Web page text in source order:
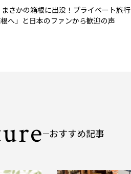
さかの箱根に出没！プライベート旅行
へ」と日本のファンから歓迎の声
おすすめ記事